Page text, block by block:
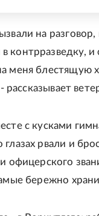
на разговор,
контрразведку, и
меня блестящую
с кусками
рвали и
офицерского
бережно